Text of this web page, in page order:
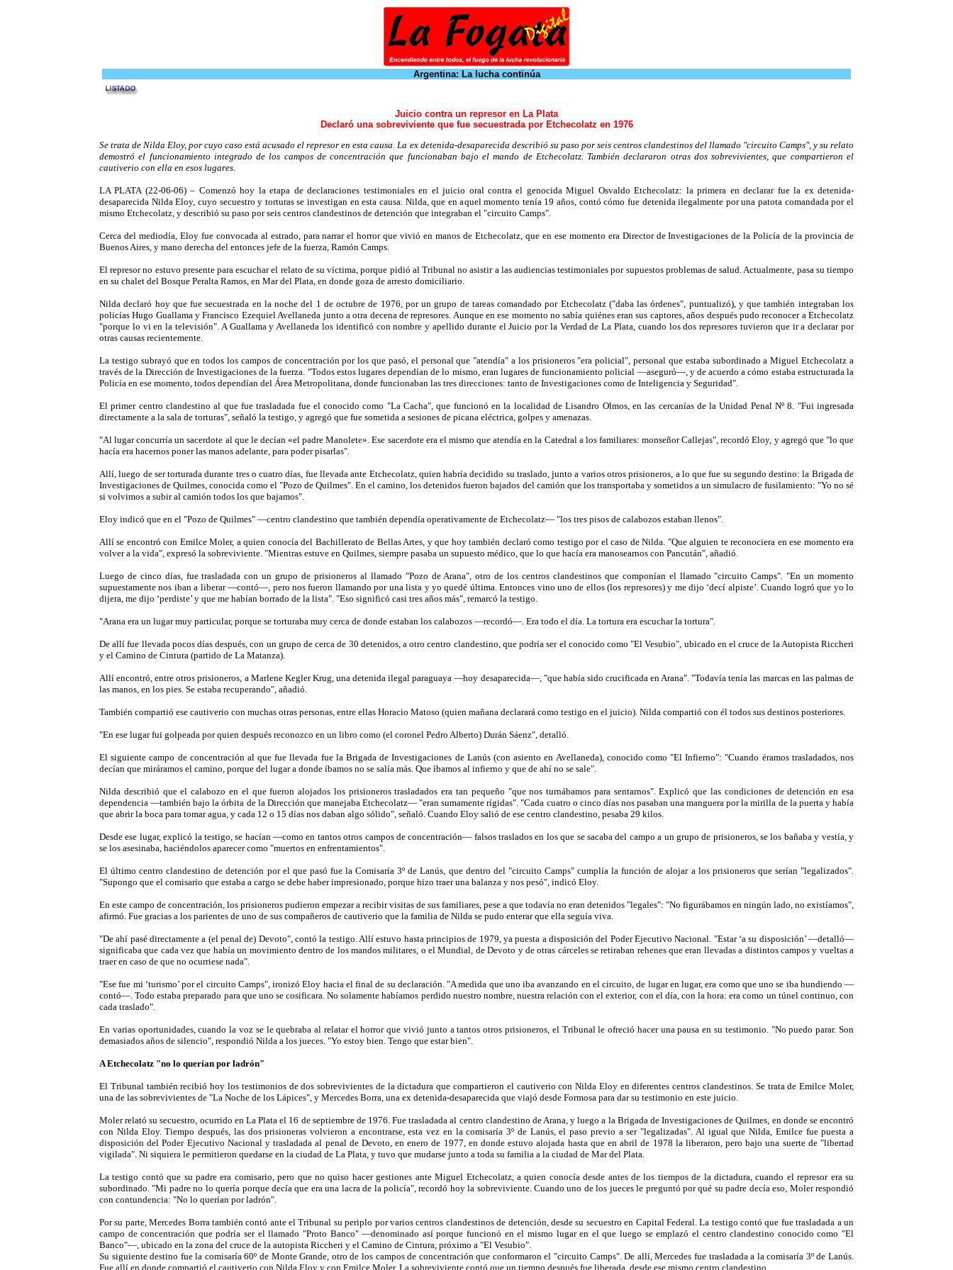
Argentina: La lucha continúa
Juicio contra un represor en La Plata
Declaró una sobreviviente que fue secuestrada por Etchecolatz en 1976
Se trata de Nilda Eloy, por cuyo caso está acusado el represor en esta causa. La ex detenida-desaparecida describió su paso por seis centros clandestinos del llamado "circuito Camps", y su relato
demostró el funcionamiento integrado de los campos de concentración que funcionaban bajo el mando de Etchecolatz. También declararon otras dos sobrevivientes, que compartieron el
cautiverio con ella en esos lugares.
LA PLATA (22-06-06) – Comenzó hoy la etapa de declaraciones testimoniales en el juicio oral contra el genocida Miguel Osvaldo Etchecolatz: la primera en declarar fue la ex detenida-
desaparecida Nilda Eloy, cuyo secuestro y torturas se investigan en esta causa. Nilda, que en aquel momento tenía 19 años, contó cómo fue detenida ilegalmente por una patota comandada por el
mismo Etchecolatz, y describió su paso por seis centros clandestinos de detención que integraban el "circuito Camps".
Cerca del mediodía, Eloy fue convocada al estrado, para narrar el horror que vivió en manos de Etchecolatz, que en ese momento era Director de Investigaciones de la Policía de la provincia de
Buenos Aires, y mano derecha del entonces jefe de la fuerza, Ramón Camps.
El represor no estuvo presente para escuchar el relato de su víctima, porque pidió al Tribunal no asistir a las audiencias testimoniales por supuestos problemas de salud. Actualmente, pasa su tiempo
en su chalet del Bosque Peralta Ramos, en Mar del Plata, en donde goza de arresto domiciliario.
Nilda declaró hoy que fue secuestrada en la noche del 1 de octubre de 1976, por un grupo de tareas comandado por Etchecolatz ("daba las órdenes", puntualizó), y que también integraban los
policías Hugo Guallama y Francisco Ezequiel Avellaneda junto a otra decena de represores. Aunque en ese momento no sabía quiénes eran sus captores, años después pudo reconocer a Etchecolatz
"porque lo vi en la televisión". A Guallama y Avellaneda los identificó con nombre y apellido durante el Juicio por la Verdad de La Plata, cuando los dos represores tuvieron que ir a declarar por
otras causas recientemente.
La testigo subrayó que en todos los campos de concentración por los que pasó, el personal que "atendía" a los prisioneros "era policial", personal que estaba subordinado a Miguel Etchecolatz a
través de la Dirección de Investigaciones de la fuerza. "Todos estos lugares dependían de lo mismo, eran lugares de funcionamiento policial —aseguró—, y de acuerdo a cómo estaba estructurada la
Policía en ese momento, todos dependían del Área Metropolitana, donde funcionaban las tres direcciones: tanto de Investigaciones como de Inteligencia y Seguridad".
El primer centro clandestino al que fue trasladada fue el conocido como "La Cacha", que funcionó en la localidad de Lisandro Olmos, en las cercanías de la Unidad Penal Nº 8. "Fui ingresada
directamente a la sala de torturas", señaló la testigo, y agregó que fue sometida a sesiones de picana eléctrica, golpes y amenazas.
"Al lugar concurría un sacerdote al que le decían «el padre Manolete». Ese sacerdote era el mismo que atendía en la Catedral a los familiares: monseñor Callejas", recordó Eloy, y agregó que "lo que
hacía era hacernos poner las manos adelante, para poder pisarlas".
Allí, luego de ser torturada durante tres o cuatro días, fue llevada ante Etchecolatz, quien habría decidido su traslado, junto a varios otros prisioneros, a lo que fue su segundo destino: la Brigada de
Investigaciones de Quilmes, conocida como el "Pozo de Quilmes". En el camino, los detenidos fueron bajados del camión que los transportaba y sometidos a un simulacro de fusilamiento: "Yo no sé
si volvimos a subir al camión todos los que bajamos".
Eloy indicó que en el "Pozo de Quilmes" —centro clandestino que también dependía operativamente de Etchecolatz— "los tres pisos de calabozos estaban llenos".
Allí se encontró con Emilce Moler, a quien conocía del Bachillerato de Bellas Artes, y que hoy también declaró como testigo por el caso de Nilda. "Que alguien te reconociera en ese momento era
volver a la vida", expresó la sobreviviente. "Mientras estuve en Quilmes, siempre pasaba un supuesto médico, que lo que hacía era manosearnos con Pancután", añadió.
Luego de cinco días, fue trasladada con un grupo de prisioneros al llamado "Pozo de Arana", otro de los centros clandestinos que componían el llamado "circuito Camps". "En un momento
supuestamente nos iban a liberar —contó—, pero nos fueron llamando por una lista y yo quedé última. Entonces vino uno de ellos (los represores) y me dijo ‘decí alpiste’. Cuando logró que yo lo
dijera, me dijo ‘perdiste’ y que me habían borrado de la lista". "Eso significó casi tres años más", remarcó la testigo.
"Arana era un lugar muy particular, porque se torturaba muy cerca de donde estaban los calabozos —recordó—. Era todo el día. La tortura era escuchar la tortura".
De allí fue llevada pocos días después, con un grupo de cerca de 30 detenidos, a otro centro clandestino, que podría ser el conocido como "El Vesubio", ubicado en el cruce de la Autopista Riccheri
y el Camino de Cintura (partido de La Matanza).
Allí encontró, entre otros prisioneros, a Marlene Kegler Krug, una detenida ilegal paraguaya —hoy desaparecida—, "que había sido crucificada en Arana". "Todavía tenía las marcas en las palmas de
las manos, en los pies. Se estaba recuperando", añadió.
También compartió ese cautiverio con muchas otras personas, entre ellas Horacio Matoso (quien mañana declarará como testigo en el juicio). Nilda compartió con él todos sus destinos posteriores.
"En ese lugar fui golpeada por quien después reconozco en un libro como (el coronel Pedro Alberto) Durán Sáenz", detalló.
El siguiente campo de concentración al que fue llevada fue la Brigada de Investigaciones de Lanús (con asiento en Avellaneda), conocido como "El Infierno": "Cuando éramos trasladados, nos
decían que miráramos el camino, porque del lugar a donde íbamos no se salía más. Que íbamos al infierno y que de ahí no se sale".
Nilda describió que el calabozo en el que fueron alojados los prisioneros trasladados era tan pequeño "que nos turnábamos para sentarnos". Explicó que las condiciones de detención en esa
dependencia —también bajo la órbita de la Dirección que manejaba Etchecolatz— "eran sumamente rígidas". "Cada cuatro o cinco días nos pasaban una manguera por la mirilla de la puerta y había
que abrir la boca para tomar agua, y cada 12 o 15 días nos daban algo sólido", señaló. Cuando Eloy salió de ese centro clandestino, pesaba 29 kilos.
Desde ese lugar, explicó la testigo, se hacían —como en tantos otros campos de concentración— falsos traslados en los que se sacaba del campo a un grupo de prisioneros, se los bañaba y vestía, y
se los asesinaba, haciéndolos aparecer como "muertos en enfrentamientos".
El último centro clandestino de detención por el que pasó fue la Comisaría 3º de Lanús, que dentro del "circuito Camps" cumplía la función de alojar a los prisioneros que serían "legalizados".
"Supongo que el comisario que estaba a cargo se debe haber impresionado, porque hizo traer una balanza y nos pesó", indicó Eloy.
En este campo de concentración, los prisioneros pudieron empezar a recibir visitas de sus familiares, pese a que todavía no eran detenidos "legales": "No figurábamos en ningún lado, no existíamos",
afirmó. Fue gracias a los parientes de uno de sus compañeros de cautiverio que la familia de Nilda se pudo enterar que ella seguía viva.
"De ahí pasé directamente a (el penal de) Devoto", contó la testigo. Allí estuvo hasta principios de 1979, ya puesta a disposición del Poder Ejecutivo Nacional. "Estar ‘a su disposición’ —detalló—
significaba que cada vez que había un movimiento dentro de los mandos militares, o el Mundial, de Devoto y de otras cárceles se retiraban rehenes que eran llevadas a distintos campos y vueltas a
traer en caso de que no ocurriese nada".
"Ese fue mi ‘turismo’ por el circuito Camps", ironizó Eloy hacia el final de su declaración. "A medida que uno iba avanzando en el circuito, de lugar en lugar, era como que uno se iba hundiendo —
contó—. Todo estaba preparado para que uno se cosificara. No solamente habíamos perdido nuestro nombre, nuestra relación con el exterior, con el día, con la hora: era como un túnel continuo, con
cada traslado".
En varias oportunidades, cuando la voz se le quebraba al relatar el horror que vivió junto a tantos otros prisioneros, el Tribunal le ofreció hacer una pausa en su testimonio. "No puedo parar. Son
demasiados años de silencio", respondió Nilda a los jueces. "Yo estoy bien. Tengo que estar bien".
A Etchecolatz "no lo querían por ladrón"
El Tribunal también recibió hoy los testimonios de dos sobrevivientes de la dictadura que compartieron el cautiverio con Nilda Eloy en diferentes centros clandestinos. Se trata de Emilce Moler,
una de las sobrevivientes de "La Noche de los Lápices", y Mercedes Borra, una ex detenida-desaparecida que viajó desde Formosa para dar su testimonio en este juicio.
Moler relató su secuestro, ocurrido en La Plata el 16 de septiembre de 1976. Fue trasladada al centro clandestino de Arana, y luego a la Brigada de Investigaciones de Quilmes, en donde se encontró
con Nilda Eloy. Tiempo después, las dos prisioneras volvieron a encontrarse, esta vez en la comisaría 3º de Lanús, el paso previo a ser "legalizadas". Al igual que Nilda, Emilce fue puesta a
disposición del Poder Ejecutivo Nacional y trasladada al penal de Devoto, en enero de 1977, en donde estuvo alojada hasta que en abril de 1978 la liberaron, pero bajo una suerte de "libertad
vigilada". Ni siquiera le permitieron quedarse en la ciudad de La Plata, y tuvo que mudarse junto a toda su familia a la ciudad de Mar del Plata.
La testigo contó que su padre era comisario, pero que no quiso hacer gestiones ante Miguel Etchecolatz, a quien conocía desde antes de los tiempos de la dictadura, cuando el represor era su
subordinado. "Mi padre no lo quería porque decía que era una lacra de la policía", recordó hoy la sobreviviente. Cuando uno de los jueces le preguntó por qué su padre decía eso, Moler respondió
con contundencia: "No lo querían por ladrón".
Por su parte, Mercedes Borra también contó ante el Tribunal su periplo por varios centros clandestinos de detención, desde su secuestro en Capital Federal. La testigo contó que fue trasladada a un
campo de concentración que podría ser el llamado "Proto Banco" —denominado así porque funcionó en el mismo lugar en el que luego se emplazó el centro clandestino conocido como "El
Banco"—, ubicado en la zona del cruce de la autopista Riccheri y el Camino de Cintura, próximo a "El Vesubio".
Su siguiente destino fue la comisaría 60º de Monte Grande, otro de los campos de concentración que conformaron el "circuito Camps". De allí, Mercedes fue trasladada a la comisaría 3º de Lanús.
Fue allí en donde compartió el cautiverio con Nilda Eloy y con Emilce Moler. La sobreviviente contó que un tiempo después fue liberada, desde ese mismo centro clandestino.